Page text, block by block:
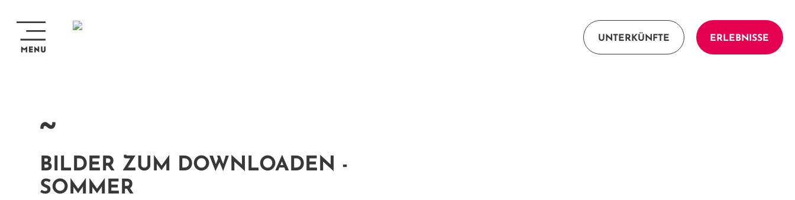
UNTERKÜNFTE ERLEBNISSE
~
BILDER ZUM DOWNLOADEN -
SOMMER